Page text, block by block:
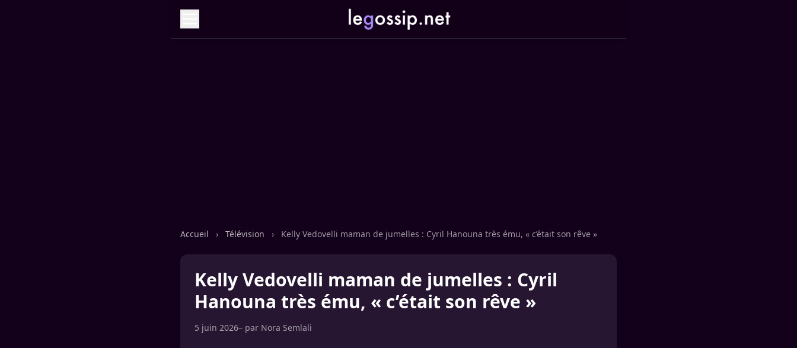
Accueil › Télévision › Kelly Vedovelli maman de jumelles : Cyril Hanouna très ému, « c’était son rêve »
Kelly Vedovelli maman de jumelles : Cyril
Hanouna très ému, « c’était son rêve »
5 juin 2026– par Nora Semlali